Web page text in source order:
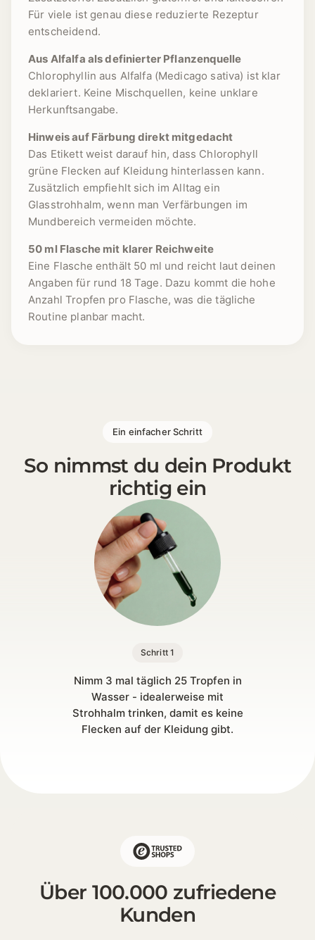
Für viele ist genau diese reduzierte Rezeptur
entscheidend.
Aus Alfalfa als definierter Pflanzenquelle
Chlorophyllin aus Alfalfa (Medicago sativa) ist klar
deklariert. Keine Mischquellen, keine unklare
Herkunftsangabe.
Hinweis auf Färbung direkt mitgedacht
Das Etikett weist darauf hin, dass Chlorophyll
grüne Flecken auf Kleidung hinterlassen kann.
Zusätzlich empfiehlt sich im Alltag ein
Glasstrohhalm, wenn man Verfärbungen im
Mundbereich vermeiden möchte.
50 ml Flasche mit klarer Reichweite
Eine Flasche enthält 50 ml und reicht laut deinen
Angaben für rund 18 Tage. Dazu kommt die hohe
Anzahl Tropfen pro Flasche, was die tägliche
Routine planbar macht.
Ein einfacher Schritt
So nimmst du dein Produkt
richtig ein
Schritt 1
Nimm 3 mal täglich 25 Tropfen in
Wasser - idealerweise mit
Strohhalm trinken, damit es keine
Flecken auf der Kleidung gibt.
1 [https://echt-vital.de/media/e1/a7/86/
Über 100.000 zufriedene
Kunden